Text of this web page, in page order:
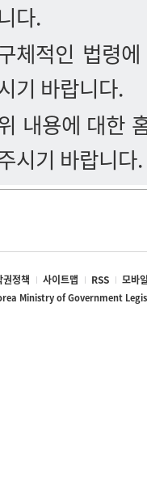
니다.
체적인 법령
기 바랍니다.
내용에 대한
시기 바랍니다.
권정책 사이트맵 RSS 모바
Ministry of Government